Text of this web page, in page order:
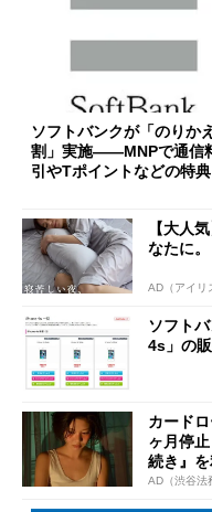
ソフトバンクが「のりかえ
割」実施――MNPで通信
引やTポイントなどの特典
【大人
なたに。
AD（アイリ
ソフト
4s」の
カード
ヶ月停
続き』を
AD（渋谷法